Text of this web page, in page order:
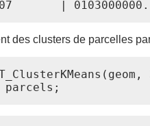
des clusters de parcelles
parcels;